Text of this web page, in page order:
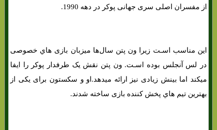
از مفسران اصلی سری جهانی پوکر در دهه 1990.
این مناسب اسـت زیرا ون پتن سال‌ها میزبان بازی هاي‌ خصوصی
در لس آنجلس بوده اسـت. ون پتن نقش یک طرفدار پوکر را ایفا
میکند اما بینش زیادی نیز ارائه میدهد.او و سکستون برای یکی از
بهترین تیم هاي‌ پخش کننده بازی ساخته شدند.